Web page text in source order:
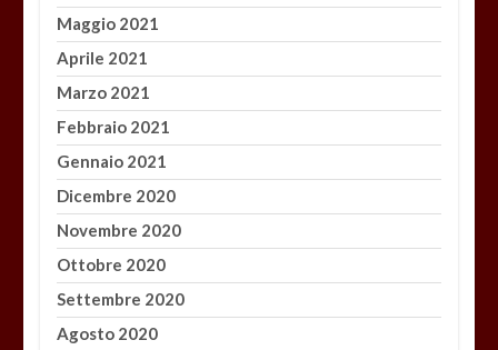
Maggio 2021
Aprile 2021
Marzo 2021
Febbraio 2021
Gennaio 2021
Dicembre 2020
Novembre 2020
Ottobre 2020
Settembre 2020
Agosto 2020